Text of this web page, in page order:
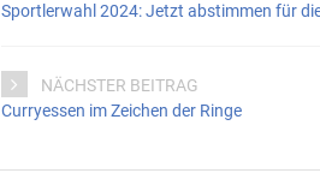
Sportlerwahl 2024: Jetzt abstimmen für
NÄCHSTER BEITRAG
Curryessen im Zeichen der Ringe